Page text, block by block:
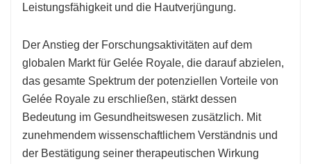
Leistungsfähigkeit und die Hautverjüngung.
Der Anstieg der Forschungsaktivitäten auf dem
globalen Markt für Gelée Royale, die darauf abzielen,
das gesamte Spektrum der potenziellen Vorteile von
Gelée Royale zu erschließen, stärkt dessen
Bedeutung im Gesundheitswesen zusätzlich. Mit
zunehmendem wissenschaftlichem Verständnis und
der Bestätigung seiner therapeutischen Wirkung